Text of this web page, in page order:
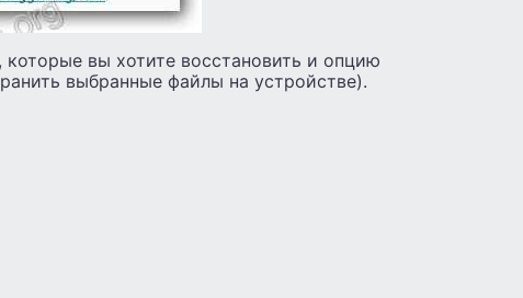
вы хотите восстановить и опцию
выбранные файлы на устройстве).